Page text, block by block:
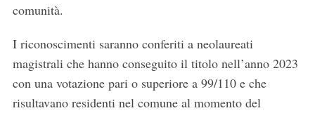
comunità.
I riconoscimenti saranno conferiti a neolaureati
magistrali che hanno conseguito il titolo nell’anno 2023
con una votazione pari o superiore a 99/110 e che
risultavano residenti nel comune al momento del